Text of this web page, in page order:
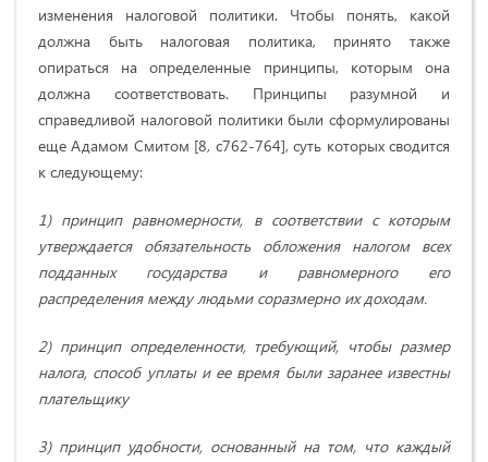
изменения налоговой политики. Чтобы понять, какой
должна быть налоговая политика, принято также
опираться на определенные принципы, которым она
должна соответствовать. Принципы разумной и
справедливой налоговой политики были сформулированы
еще Адамом Смитом [8, с762-764], суть которых сводится
к следующему:
1) принцип равномерности, в соответствии с которым
утверждается обязательность обложения налогом всех
подданных государства и равномерного его
распределения между людьми соразмерно их доходам.
2) принцип определенности, требующий, чтобы размер
налога, способ уплаты и ее время были заранее известны
плательщику
3) принцип удобности, основанный на том, что каждый